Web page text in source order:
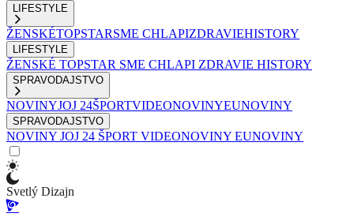
LIFESTYLE
ŽENSKÉTOPSTARSME CHLAPIZDRAVIEHISTORY
LIFESTYLE
ŽENSKÉ TOPSTAR SME CHLAPI ZDRAVIE HISTORY
SPRAVODAJSTVO
NOVINYJOJ 24ŠPORTVIDEONOVINYEUNOVINY
SPRAVODAJSTVO
NOVINY JOJ 24 ŠPORT VIDEONOVINY EUNOVINY
Svetlý Dizajn